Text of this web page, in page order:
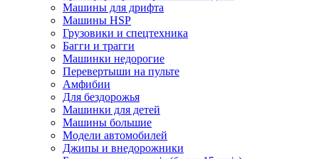
Машины для дрифта
Машины HSP
Грузовики и спецтехника
Багги и трагги
Машинки недорогие
Перевертыши на пульте
Амфибии
Для бездорожья
Машинки для детей
Машины большие
Модели автомобилей
Джипы и внедорожники